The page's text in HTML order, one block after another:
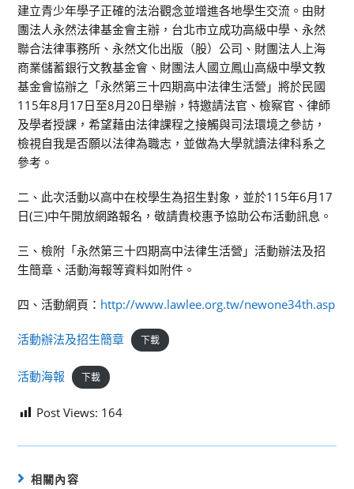
建立青少年學子正確的法治觀念並增進各地學生交流。由財
團法人永然法律基金會主辦，台北市立成功高級中學、永然
聯合法律事務所、永然文化出版（股）公司、財團法人上海
商業儲蓄銀行文教基金會、財團法人國立鳳山高級中學文教
基金會協辦之「永然第三十四期高中法律生活營」將於民國
115年8月17日至8月20日舉辦，特邀請法官、檢察官、律師
及學者授課，希望藉由法律課程之接觸與司法環境之參訪，
檢視自我是否願以法律為職志，並做為大學就讀法律科系之
參考。
二、此次活動以高中在校學生為招生對象，並於115年6月17
日(三)中午開放網路報名，敬請貴校惠予協助公布活動訊息。
三、檢附「永然第三十四期高中法律生活營」活動辦法及招
生簡章、活動海報等資料如附件。
四、活動網頁： http://www.lawlee.org.tw/newone34th.asp
活動辦法及招生簡章 下載
活動海報 下載
Post Views: 164
相關內容